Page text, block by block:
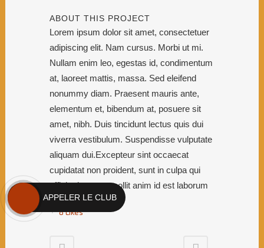
ABOUT THIS PROJECT
Lorem ipsum dolor sit amet, consectetuer
adipiscing elit. Nam cursus. Morbi ut mi.
Nullam enim leo, egestas id, condimentum
at, laoreet mattis, massa. Sed eleifend
nonummy diam. Praesent mauris ante,
elementum et, bibendum at, posuere sit
amet, nibh. Duis tincidunt lectus quis dui
viverra vestibulum. Suspendisse vulputate
aliquam dui.Excepteur sint occaecat
cupidatat non proident, sunt in culpa qui
officia deserunt mollit anim id est laborum
8Likes
APPELER LE CLUB